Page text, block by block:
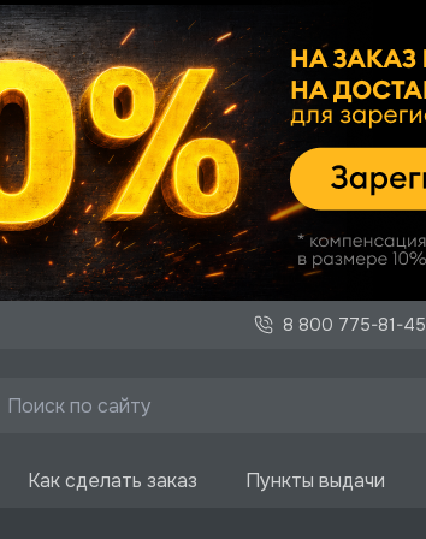
8 800 775-81-45
Как сделать заказ Пункты выдачи